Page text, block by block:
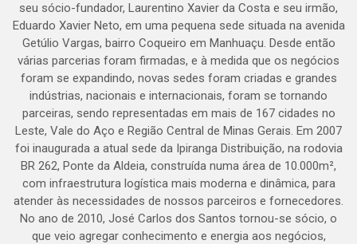
seu sócio-fundador, Laurentino Xavier da Costa e seu irmão,
Eduardo Xavier Neto, em uma pequena sede situada na avenida
Getúlio Vargas, bairro Coqueiro em Manhuaçu. Desde então
várias parcerias foram firmadas, e à medida que os negócios
foram se expandindo, novas sedes foram criadas e grandes
indústrias, nacionais e internacionais, foram se tornando
parceiras, sendo representadas em mais de 167 cidades no
Leste, Vale do Aço e Região Central de Minas Gerais. Em 2007
foi inaugurada a atual sede da Ipiranga Distribuição, na rodovia
BR 262, Ponte da Aldeia, construída numa área de 10.000m²,
com infraestrutura logística mais moderna e dinâmica, para
atender às necessidades de nossos parceiros e fornecedores.
No ano de 2010, José Carlos dos Santos tornou-se sócio, o
que veio agregar conhecimento e energia aos negócios,